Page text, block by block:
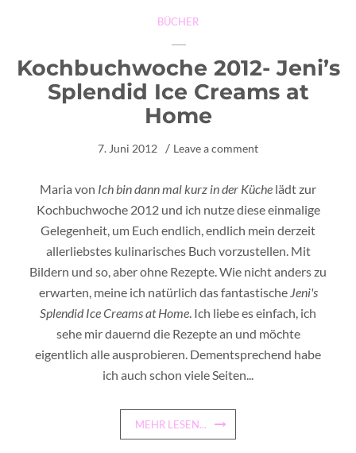
BÜCHER
Kochbuchwoche 2012- Jeni’s
Splendid Ice Creams at
Home
7. Juni 2012 Leave a comment
Maria von Ich bin dann mal kurz in der Küche lädt zur
Kochbuchwoche 2012 und ich nutze diese einmalige
Gelegenheit, um Euch endlich, endlich mein derzeit
allerliebstes kulinarisches Buch vorzustellen. Mit
Bildern und so, aber ohne Rezepte. Wie nicht anders zu
erwarten, meine ich natürlich das fantastische Jeni's
Splendid Ice Creams at Home. Ich liebe es einfach, ich
sehe mir dauernd die Rezepte an und möchte
eigentlich alle ausprobieren. Dementsprechend habe
ich auch schon viele Seiten...
MEHR LESEN...